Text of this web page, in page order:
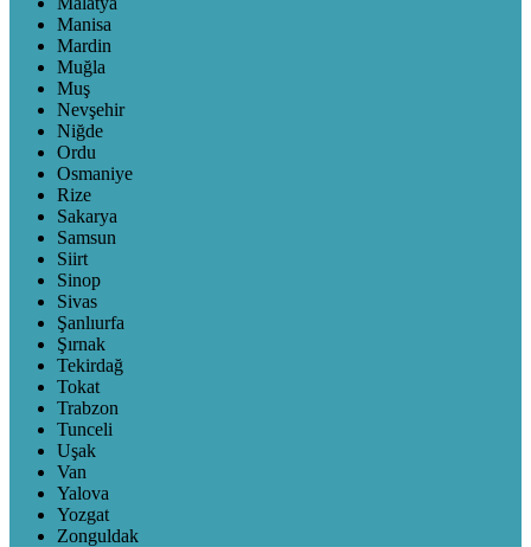
Manisa
Mardin
Muğla
Muş
Nevşehir
Niğde
Ordu
Osmaniye
Rize
Sakarya
Samsun
Siirt
Sinop
Sivas
Şanlıurfa
Şırnak
Tekirdağ
Tokat
Trabzon
Tunceli
Uşak
Van
Yalova
Yozgat
Zonguldak